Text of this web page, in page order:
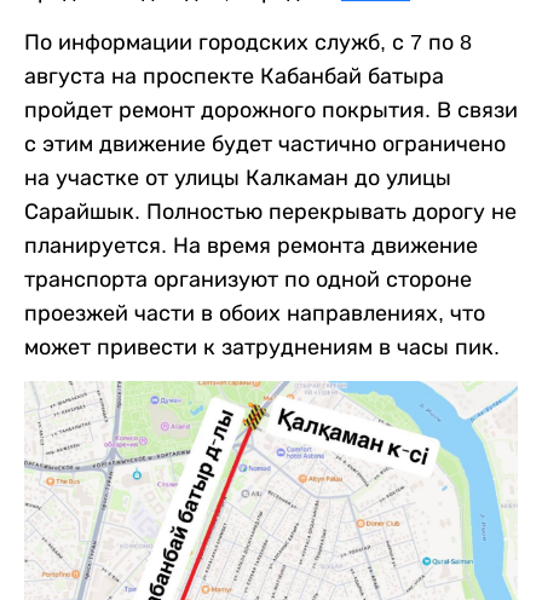
По информации городских служб, с 7 по 8
августа на проспекте Кабанбай батыра
пройдет ремонт дорожного покрытия. В связи
с этим движение будет частично ограничено
на участке от улицы Калкаман до улицы
Сарайшык. Полностью перекрывать дорогу не
планируется. На время ремонта движение
транспорта организуют по одной стороне
проезжей части в обоих направлениях, что
может привести к затруднениям в часы пик.